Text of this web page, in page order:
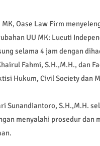
Oase Law Firm
UU MK: Lucuti
selama 4 jam dengan
Fahmi, S.H.,M.H., dan
Hukum, Civil Society dan
Sunandiantoro, S.H.,M.H.
menyalahi prosedur